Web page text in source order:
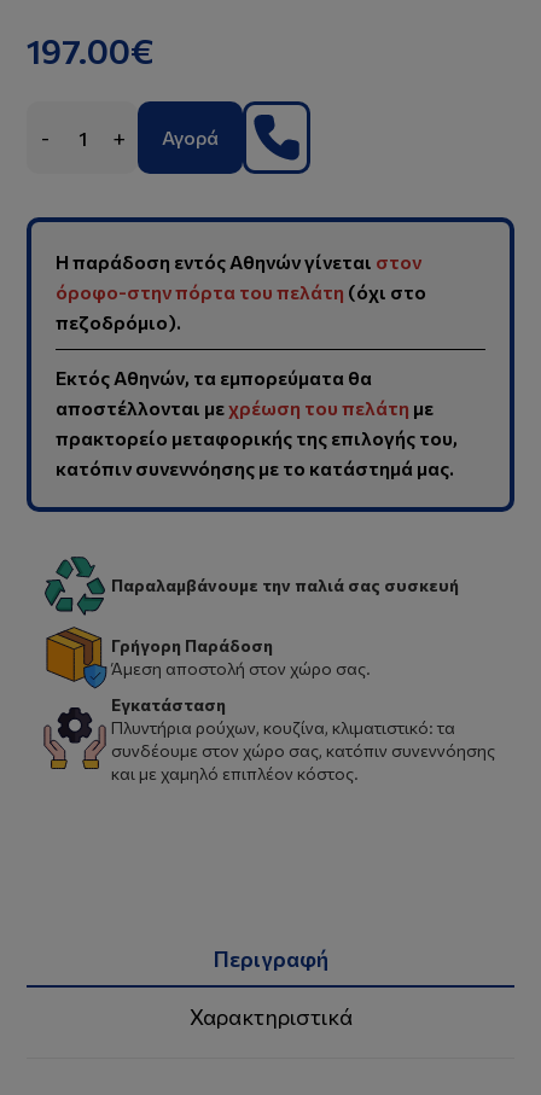
197.00€
- + Αγορά
Η παράδοση εντός Αθηνών γίνεται στον
όροφο-στην πόρτα του πελάτη (όχι στο
πεζοδρόμιο).
Εκτός Αθηνών, τα εμπορεύματα θα
αποστέλλονται μεχρέωση του πελάτη με
πρακτορείο μεταφορικής της επιλογής του,
κατόπιν συνεννόησης με το κατάστημά μας.
Παραλαμβάνουμε την παλιά σας συσκευή
Γρήγορη Παράδοση
Άμεση αποστολή στον χώρο σας.
Εγκατάσταση
Πλυντήρια ρούχων, κουζίνα, κλιματιστικό: τα
συνδέουμε στον χώρο σας, κατόπιν συνεννόησης
και με χαμηλό επιπλέον κόστος.
Περιγραφή
Χαρακτηριστικά